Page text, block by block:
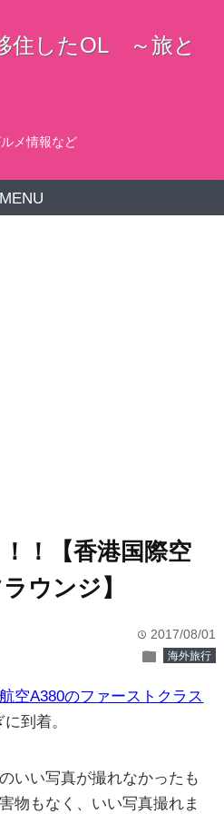
住したOL ～旅と
メ情報など
MENU
！【香港国際空
ウンジ】
time 2017/08/01
folder 海外旅行
空A380のファーストクラス
到着。
いい写真が撮れなかったも
物もなく、いい写真撮れま